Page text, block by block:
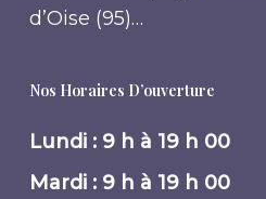
d’Oise (95)…
Nos Horaires D’ouverture
Lundi : 9 h à 19 h 00
Mardi : 9 h à 19 h 00